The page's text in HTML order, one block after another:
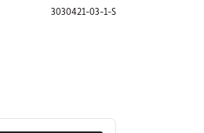
3030421-03-1-S